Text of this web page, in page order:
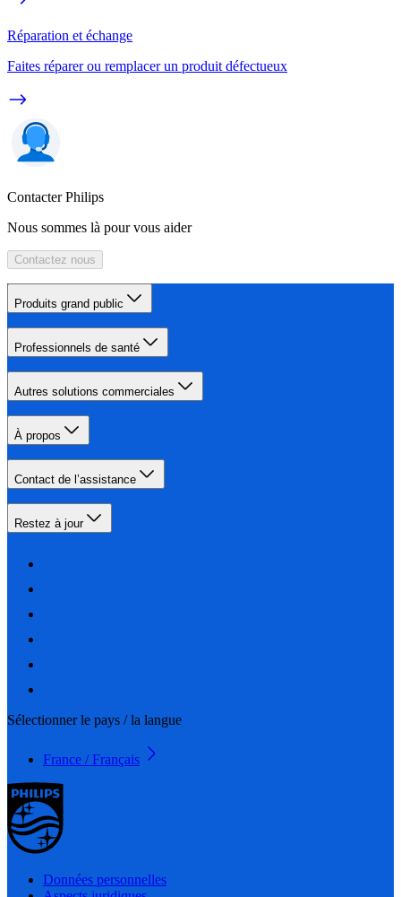
Réparation et échange
Faites réparer ou remplacer un produit défectueux
Contacter Philips
Nous sommes là pour vous aider
Contactez nous
Produits grand public
Professionnels de santé
Autres solutions commerciales
À propos
Contact de l’assistance
Restez à jour
Sélectionner le pays / la langue
France / Français
Données personnelles